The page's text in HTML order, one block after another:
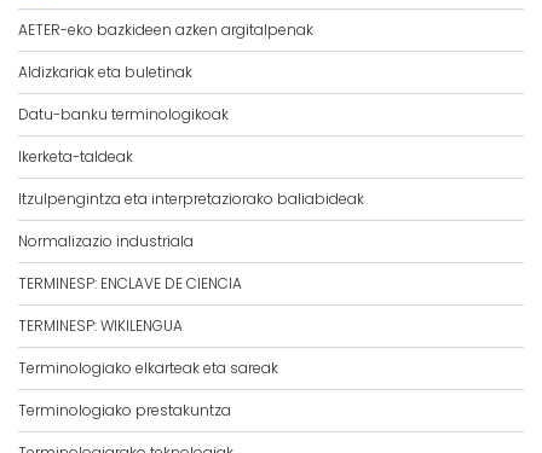
AETER-eko bazkideen azken argitalpenak
Aldizkariak eta buletinak
Datu-banku terminologikoak
Ikerketa-taldeak
Itzulpengintza eta interpretaziorako baliabideak
Normalizazio industriala
TERMINESP: ENCLAVE DE CIENCIA
TERMINESP: WIKILENGUA
Terminologiako elkarteak eta sareak
Terminologiako prestakuntza